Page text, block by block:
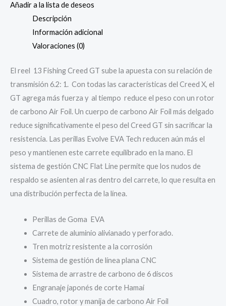
Añadir a la lista de deseos
Descripción
Información adicional
Valoraciones (0)
El reel 13 Fishing Creed GT sube la apuesta con su relación de
transmisión 6.2: 1. Con todas las características del Creed X, el
GT agrega más fuerza y al tiempo reduce el peso con un rotor
de carbono Air Foil. Un cuerpo de carbono Air Foil más delgado
reduce significativamente el peso del Creed GT sin sacrificar la
resistencia. Las perillas Evolve EVA Tech reducen aún más el
peso y mantienen este carrete equilibrado en la mano. El
sistema de gestión CNC Flat Line permite que los nudos de
respaldo se asienten al ras dentro del carrete, lo que resulta en
una distribución perfecta de la línea.
Perillas de Goma EVA
Carrete de aluminio alivianado y perforado.
Tren motriz resistente a la corrosión
Sistema de gestión de línea plana CNC
Sistema de arrastre de carbono de 6 discos
Engranaje japonés de corte Hamai
Cuadro, rotor y manija de carbono Air Foil